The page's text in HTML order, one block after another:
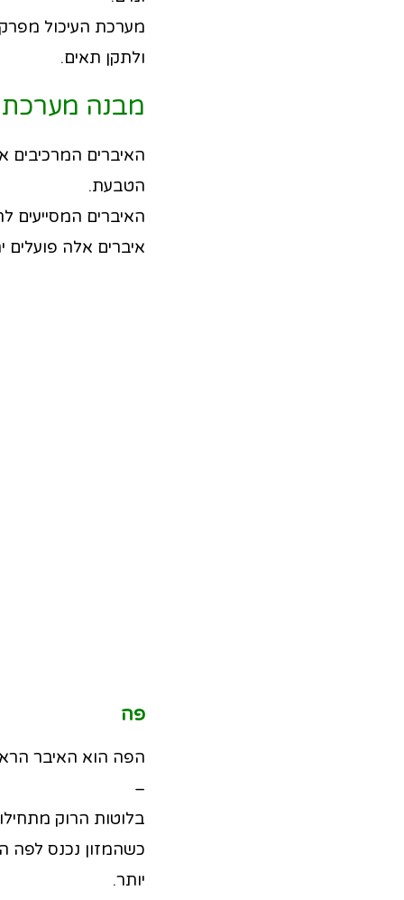
מערכת העיכול
ולתקן תאים.
מבנה מערכת
האיברים המרכיבים
הטבעת.
האיברים המסייעים
איברים אלה פועלים
פה
הפה הוא האיבר
–
בלוטות הרוק
כשהמזון נכנס לפה
יותר.